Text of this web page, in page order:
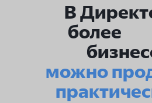
В
более
можно